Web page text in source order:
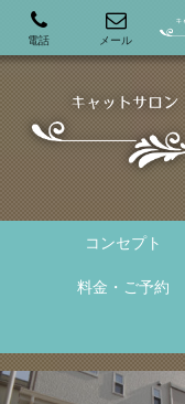
コンセプト
料金・ご予約
電話 メール